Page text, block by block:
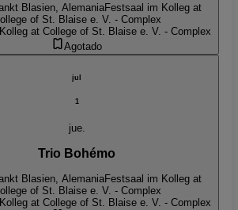
Blasien, AlemaniaFestsaal im Kolleg at
of St. Blaise e. V. - Complex
at College of St. Blaise e. V. - Complex
Agotado
jul
1
jue.
Trio Bohémo
Blasien, AlemaniaFestsaal im Kolleg at
of St. Blaise e. V. - Complex
at College of St. Blaise e. V. - Complex